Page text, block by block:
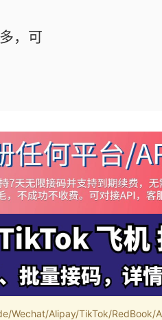
，可
Wechat/Alipay/TikTok/RedBook/